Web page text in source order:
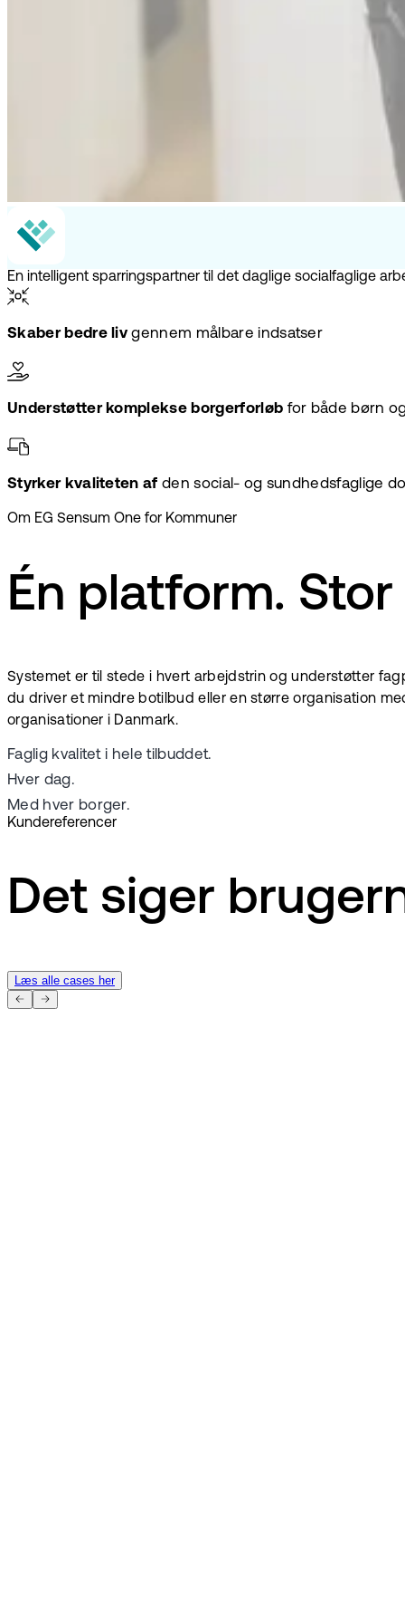
En intelligent sparringspartner til det daglige socialfaglige
Skaber bedre liv gennem målbare indsatser
Understøtter komplekse borgerforløb for både børn
Styrker kvaliteten afden social- og sundhedsfaglige
Om EG Sensum One for Kommuner
Én platform.
Systemet er til stede i hvert arbejdstrin og understøtter
du driver et mindre botilbud eller en større organisation
organisationer i Danmark.
Faglig kvalitet i hele tilbuddet.
Hver dag.
Med hver borger.
Kundereferencer
Det siger
Læs alle cases her